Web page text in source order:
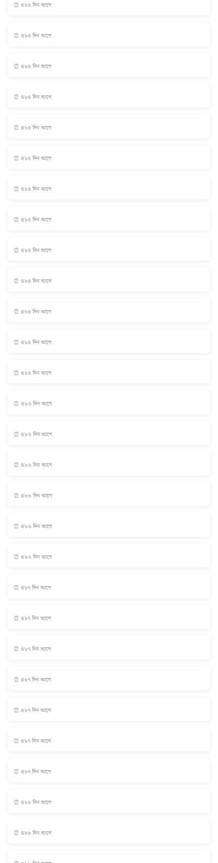
⏰ ৪৮৫ দিন আগে
⏰ ৪৮৫ দিন আগে
⏰ ৪৮৫ দিন আগে
⏰ ৪৮৫ দিন আগে
⏰ ৪৮৫ দিন আগে
⏰ ৪৮৫ দিন আগে
⏰ ৪৮৫ দিন আগে
⏰ ৪৮৫ দিন আগে
⏰ ৪৮৫ দিন আগে
⏰ ৪৮৫ দিন আগে
⏰ ৪৮৫ দিন আগে
⏰ ৪৮৫ দিন আগে
⏰ ৪৮৫ দিন আগে
⏰ ৪৮৬ দিন আগে
⏰ ৪৮৬ দিন আগে
⏰ ৪৮৬ দিন আগে
⏰ ৪৮৬ দিন আগে
⏰ ৪৮৬ দিন আগে
⏰ ৪৮৬ দিন আগে
⏰ ৪৮৭ দিন আগে
⏰ ৪৮৭ দিন আগে
⏰ ৪৮৭ দিন আগে
⏰ ৪৮৭ দিন আগে
⏰ ৪৮৭ দিন আগে
⏰ ৪৮৭ দিন আগে
⏰ ৪৮৭ দিন আগে
⏰ ৪৮৮ দিন আগে
⏰ ৪৮৮ দিন আগে